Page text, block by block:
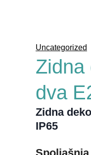
Uncategorized
Zidna
dva
Zidna
IP65